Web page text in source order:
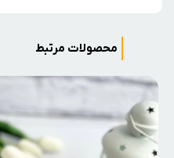
محصولات مرتبط